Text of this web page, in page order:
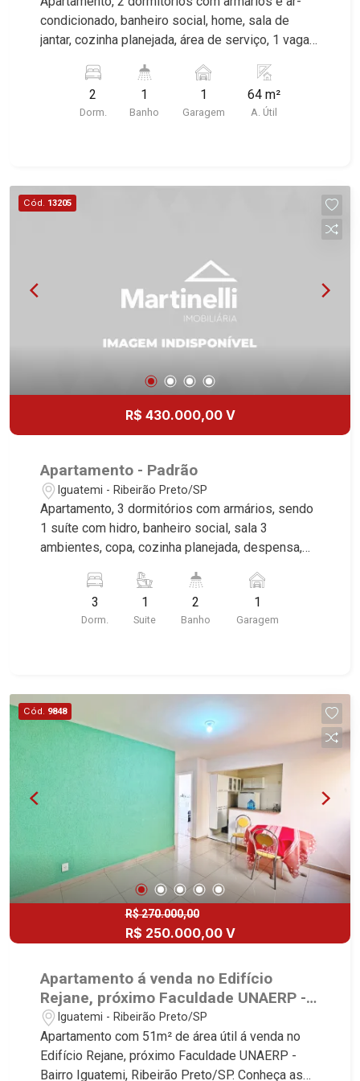
condicionado, banheiro social, home, sala de
jantar, cozinha planejada, área de serviço, 1 vaga,
Superatacado.
2
Dorm.
1
Banho
1
Garagem
64 m²
A. Útil
Cód. 13205
R$ 430.000,00 V
Apartamento - Padrão
Iguatemi - Ribeirão Preto/SP
Apartamento, 3 dormitórios com armários, sendo
1 suíte com hidro, banheiro social, sala 3
ambientes, copa, cozinha planejada, despensa,
vaga coberta, excelente localização, próximo a
Av. Castelo Branco.
3
Dorm.
1
Suite
2
Banho
1
Garagem
Cód. 9848
R$ 270.000,00
R$ 250.000,00 V
Apartamento á venda no Edifício
Rejane, próximo Faculdade UNAERP -
Ribeirão Preto/SP.
Iguatemi - Ribeirão Preto/SP
Apartamento com 51m² de área útil á venda no
Edifício Rejane, próximo Faculdade UNAERP -
Bairro Iguatemi, Ribeirão Preto/SP. Conheça as